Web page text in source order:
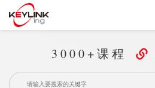
3000+课程